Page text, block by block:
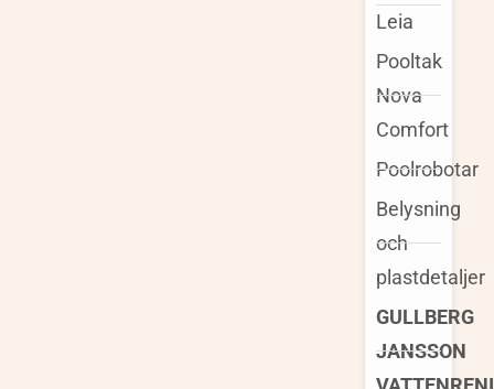
Leia
Pooltak
Nova
Comfort
Poolrobotar
Belysning
och
plastdetaljer
GULLBERG
JANSSON